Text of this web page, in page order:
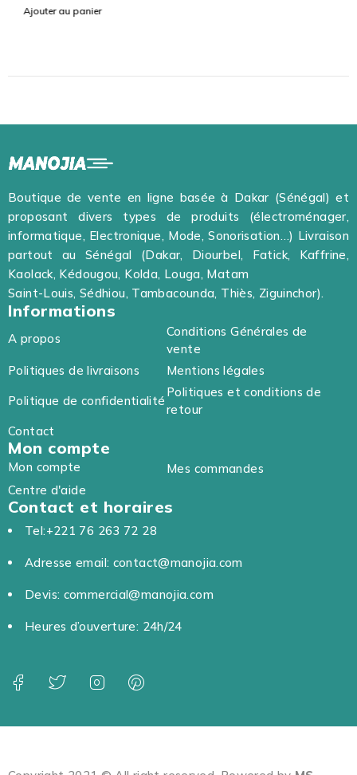
Ajouter au panier
Boutique de vente en ligne basée à Dakar (Sénégal) et
proposant divers types de produits (électroménager,
informatique, Electronique, Mode, Sonorisation…) Livraison
partout au Sénégal (Dakar, Diourbel, Fatick, Kaffrine,
Kaolack, Kédougou, Kolda, Louga, Matam
Saint-Louis, Sédhiou, Tambacounda, Thiès, Ziguinchor).
Informations
A propos
Conditions Générales de
vente
Politiques de livraisons
Mentions légales
Politique de confidentialité
Politiques et conditions de
retour
Contact
Mon compte
Mon compte
Mes commandes
Centre d'aide
Contact et horaires
Tel:+221 76 263 72 28
Adresse email: contact@manojia.com
Devis: commercial@manojia.com
Heures d’ouverture: 24h/24